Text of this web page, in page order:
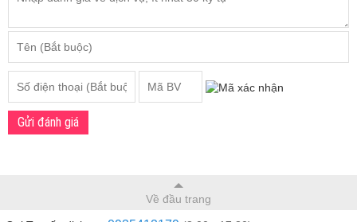
Gửi đánh giá
Về đầu trang